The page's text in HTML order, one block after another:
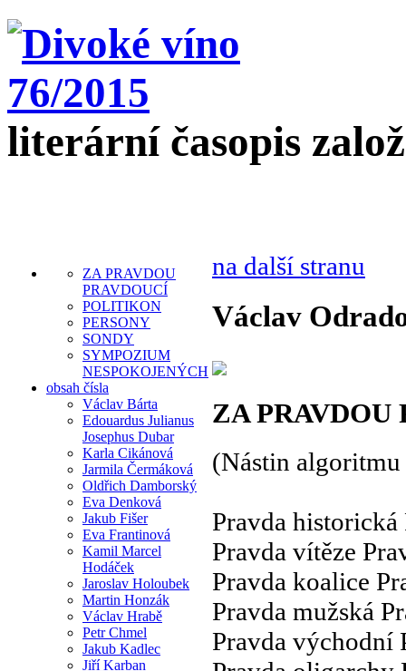
literární časopis
ZA PRAVDOU
PRAVDOUCÍ
POLITIKON
PERSONY
SONDY
SYMPOZIUM
NESPOKOJENÝCH
obsah čísla
Václav Bárta
Edouardus Julianus
Josephus Dubar
Karla Cikánová
Jarmila Čermáková
Oldřich Damborský
Eva Denková
Jakub Fišer
Eva Frantinová
Kamil Marcel
Hodáček
Jaroslav Holoubek
Martin Honzák
Václav Hrabě
Petr Chmel
Jakub Kadlec
Jiří Karban
na další stranu
Václav
ZA PRAVDOU
(Nástin
Pravda historická
Pravda vítěze
Pravda koalice
Pravda mužská
Pravda východní